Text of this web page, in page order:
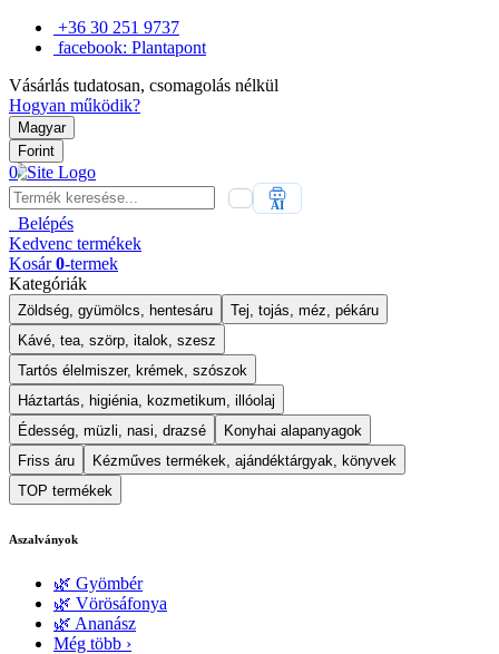
+36 30 251 9737
facebook: Plantapont
Vásárlás tudatosan, csomagolás nélkül
Hogyan működik?
Magyar
Forint
0
AI
Belépés
Kedvenc termékek
Kosár 0-termek
Kategóriák
Zöldség, gyümölcs, hentesáru
Tej, tojás, méz, pékáru
Kávé, tea, szörp, italok, szesz
Tartós élelmiszer, krémek, szószok
Háztartás, higiénia, kozmetikum, illóolaj
Édesség, müzli, nasi, drazsé
Konyhai alapanyagok
Friss áru
Kézműves termékek, ajándéktárgyak, könyvek
TOP termékek
Aszalványok
🌿 Gyömbér
🌿 Vörösáfonya
🌿 Ananász
Még több ›